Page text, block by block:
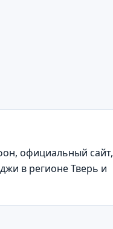
официальный сайт,
в регионе Тверь и